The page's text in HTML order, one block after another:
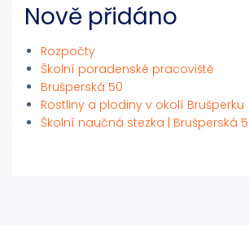
Nově přidáno
Rozpočty
Školní poradenské pracoviště
Brušperská 50
Rostliny a plodiny v okolí Brušperku
Školní naučná stezka | Brušperská